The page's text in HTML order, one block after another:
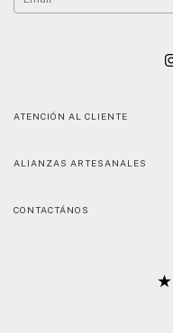
ATENCIÓN AL CLIENTE
ALIANZAS ARTESANALES
CONTACTÁNOS
★